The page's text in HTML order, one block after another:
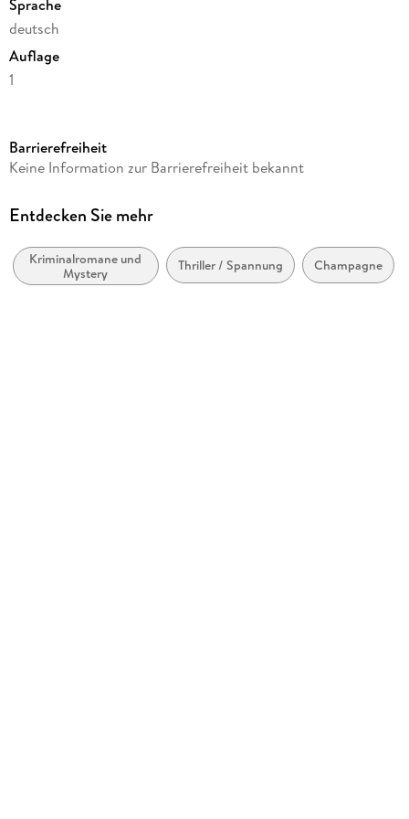
Sprache
deutsch
Auflage
1
Reihe
Autor/Autorin
Verlag/Hersteller
Kampa Verlag
Barrierefreiheit
Keine Information zur Barrierefreiheit bekannt
Entdecken Sie mehr
Kriminalromane und
Mystery
Thriller / Spannung Champagne